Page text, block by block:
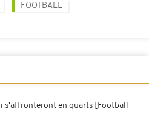
FOOTBALL
s'affronteront en quarts [Football